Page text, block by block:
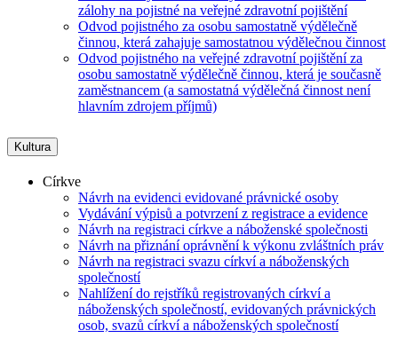
zálohy na pojistné na veřejné zdravotní pojištění
Odvod pojistného za osobu samostatně výdělečně
činnou, která zahajuje samostatnou výdělečnou činnost
Odvod pojistného na veřejné zdravotní pojištění za
osobu samostatně výdělečně činnou, která je současně
zaměstnancem (a samostatná výdělečná činnost není
hlavním zdrojem příjmů)
Kultura
Církve
Návrh na evidenci evidované právnické osoby
Vydávání výpisů a potvrzení z registrace a evidence
Návrh na registraci církve a náboženské společnosti
Návrh na přiznání oprávnění k výkonu zvláštních práv
Návrh na registraci svazu církví a náboženských
společností
Nahlížení do rejstříků registrovaných církví a
náboženských společností, evidovaných právnických
osob, svazů církví a náboženských společností